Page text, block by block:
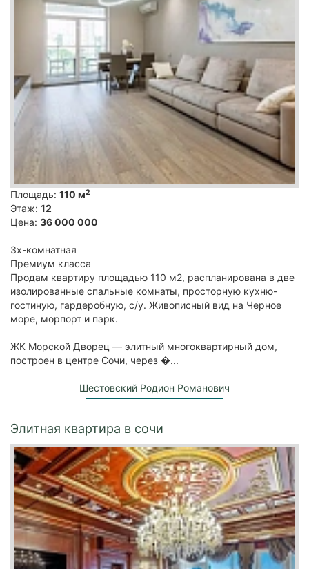
Площадь: 110 м2
Этаж: 12
Цена: 36 000 000
3х-комнатная
Премиум класса
Продам квартиру площадью 110 м2, распланирована в две
изолированные спальные комнаты, просторную кухню-
гостиную, гардеробную, с/у. Живописный вид на Черное
море, морпорт и парк.
ЖК Морской Дворец — элитный многоквартирный дом,
построен в центре Сочи, через �...
Шестовский Родион Романович
Элитная квартира в сочи